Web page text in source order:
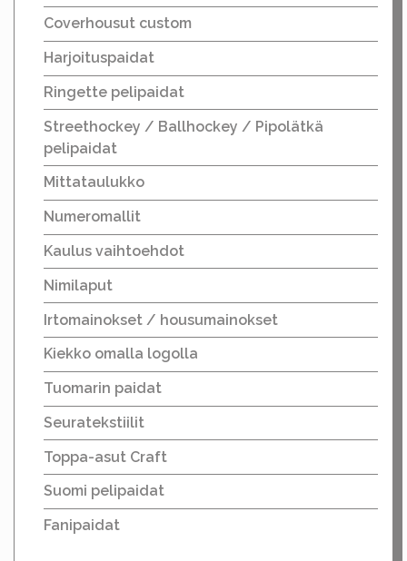
Coverhousut custom
Harjoituspaidat
Ringette pelipaidat
Streethockey / Ballhockey / Pipolätkä
pelipaidat
Mittataulukko
Numeromallit
Kaulus vaihtoehdot
Nimilaput
Irtomainokset / housumainokset
Kiekko omalla logolla
Tuomarin paidat
Seuratekstiilit
Toppa-asut Craft
Suomi pelipaidat
Fanipaidat